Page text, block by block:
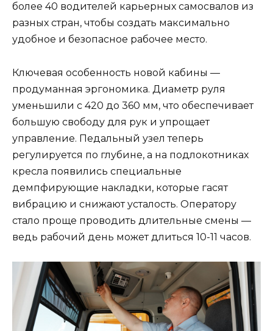
более 40 водителей карьерных самосвалов из
разных стран, чтобы создать максимально
удобное и безопасное рабочее место.
Ключевая особенность новой кабины —
продуманная эргономика. Диаметр руля
уменьшили с 420 до 360 мм, что обеспечивает
большую свободу для рук и упрощает
управление. Педальный узел теперь
регулируется по глубине, а на подлокотниках
кресла появились специальные
демпфирующие накладки, которые гасят
вибрацию и снижают усталость. Оператору
стало проще проводить длительные смены —
ведь рабочий день может длиться 10-11 часов.